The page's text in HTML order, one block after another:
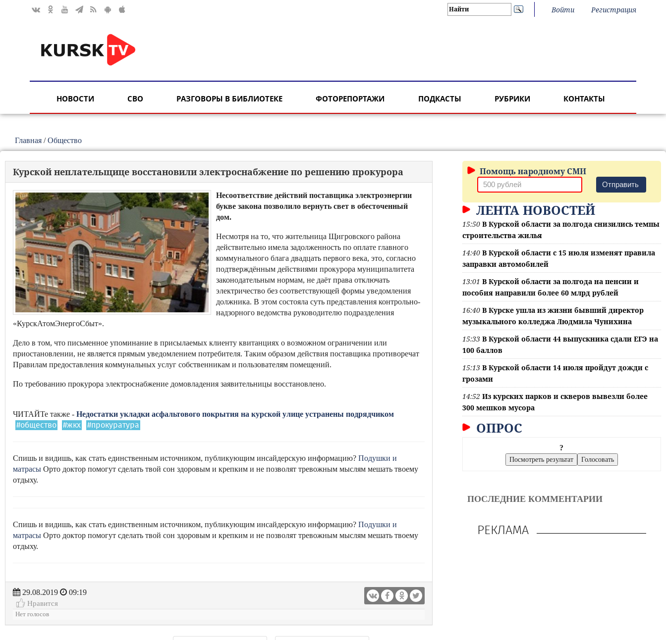
Войти Регистрация
НОВОСТИ СВО РАЗГОВОРЫ В БИБЛИОТЕКЕ ФОТОРЕПОРТАЖИ ПОДКАСТЫ РУБРИКИ КОНТАКТЫ
Главная /Общество
Курской неплательщице восстановили электроснабжение по решению прокурора
Несоответствие действий поставщика электроэнергии
букве закона позволило вернуть свет в обесточенный
дом.
Несмотря на то, что жительница Щигровского района
действительно имела задолженность по оплате главного
коммунального блага двадцать первого века, это, согласно
подтверждённым действиями прокурора муниципалитета
законодательным нормам, не даёт права отключать
электричество без соответствующей формы уведомления
должника. В этом состояла суть представления контрольно-
надзорного ведомства руководителю подразделения
«КурскАтомЭнергоСбыт».
Дело в том, что письменное упоминание в присылаемых клиенту квитанциях о возможном ограничении или
приостановлении, не является прямым уведомлением потребителя. Таким образом действия поставщика противоречат
Правилам предоставления коммунальных услуг собственникам и пользователям помещений.
По требованию прокурора электроснабжение домовладения заявительницы восстановлено.
ЧИТАЙТе также - Недостатки укладки асфальтового покрытия на курской улице устранены подрядчиком
#общество #жкх #прокуратура
Спишь и видишь, как стать единственным источником, публикующим инсайдерскую информацию? Подушки и
матрасы Орто доктор помогут сделать твой сон здоровым и крепким и не позволят тревожным мыслям мешать твоему
отдыху.
Спишь и видишь, как стать единственным источником, публикующим инсайдерскую информацию? Подушки и
матрасы Орто доктор помогут сделать твой сон здоровым и крепким и не позволят тревожным мыслям мешать твоему
отдыху.
29.08.2019
09:19
Нравится
Нет голосов
Помощь народному СМИ
Отправить
ЛЕНТА НОВОСТЕЙ
15:50 В Курской области за полгода снизились темпы
строительства жилья
14:40 В Курской области с 15 июля изменят правила
заправки автомобилей
13:01 В Курской области за полгода на пенсии и
пособия направили более 60 млрд рублей
16:40 В Курске ушла из жизни бывший директор
музыкального колледжа Людмила Чунихина
15:33 В Курской области 44 выпускника сдали ЕГЭ на
100 баллов
15:13 В Курской области 14 июля пройдут дожди с
грозами
14:52 Из курских парков и скверов вывезли более
300 мешков мусора
ОПРОС
?
ПОСЛЕДНИЕ КОММЕНТАРИИ
РЕКЛАМА